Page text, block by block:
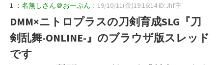
1 ： 名無しさん＠おーぷん ：19/10/11(金)19:16:14 ID:Jhf主
DMM×ニトロプラスの刀剣育成SLG『刀
剣乱舞-ONLINE-』のブラウザ版スレッド
です